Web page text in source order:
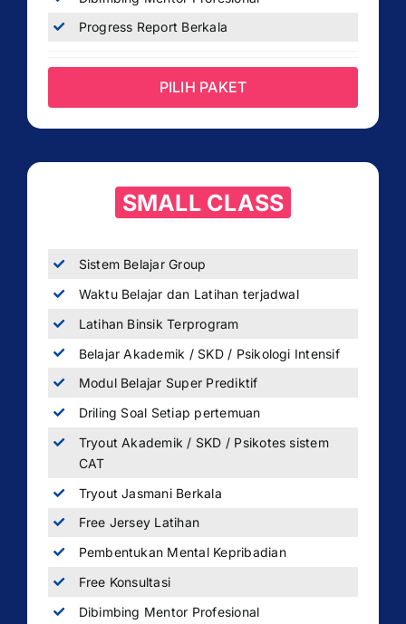
Progress Report Berkala
PILIH PAKET
SMALL CLASS
Sistem Belajar Group
Waktu Belajar dan Latihan terjadwal
Latihan Binsik Terprogram
Belajar Akademik / SKD / Psikologi Intensif
Modul Belajar Super Prediktif
Driling Soal Setiap pertemuan
Tryout Akademik / SKD / Psikotes sistem
CAT
Tryout Jasmani Berkala
Free Jersey Latihan
Pembentukan Mental Kepribadian
Free Konsultasi
Dibimbing Mentor Profesional